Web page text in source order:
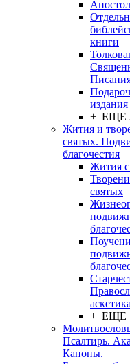
Апостол
книги
издания
+ ЕЩЕ
Жития и
святых.
благочестия
Жития
святых
аскетика
+ ЕЩЕ
Псалтирь.
Каноны.